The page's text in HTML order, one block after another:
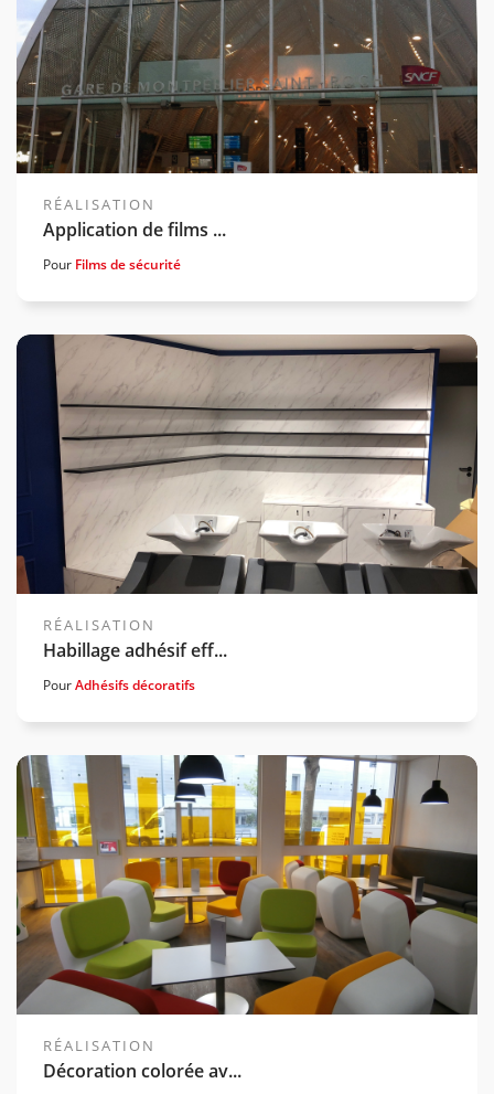
RÉALISATION
Application de films ...
Pour Films de sécurité
Voir la gamme associée
RÉALISATION
Habillage adhésif eff...
PourAdhésifs décoratifs
Voir la gamme associée
RÉALISATION
Décoration colorée av...